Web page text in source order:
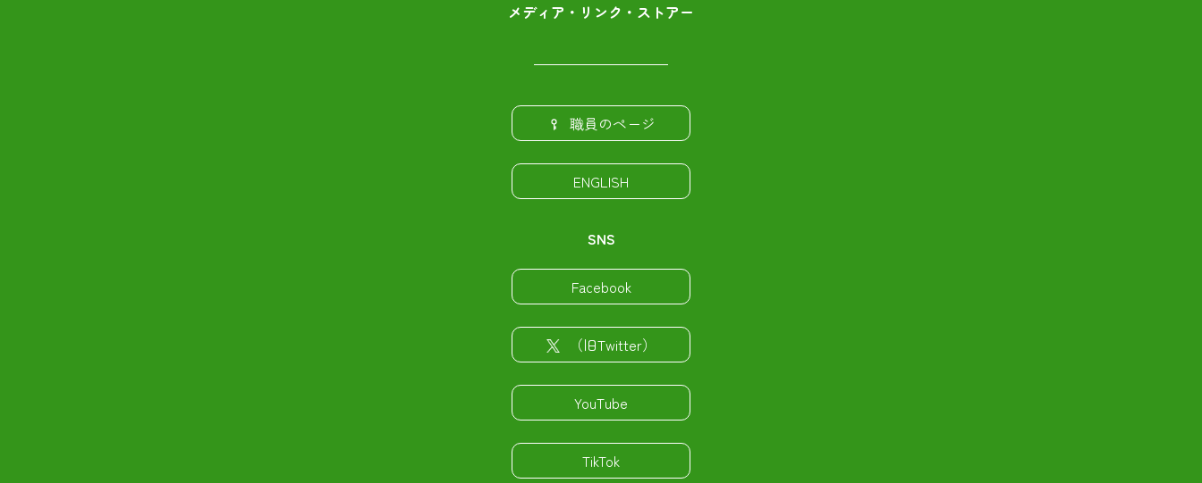
メディア・リンク・ストアー
職員のページ
ENGLISH
SNS
Facebook
（旧Twitter）
YouTube
TikTok